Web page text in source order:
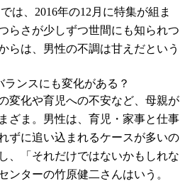
は、2016年の12月に特集が組ま
らさが少しずつ世間にも知られつ
らは、男性の不調は甘えだという
ンスにも変化がある？
変化や育児への不安など、母親が
ざま。男性は、育児・家事と仕事
ずに追い込まれるケースが多いの
、「それだけではないかもしれな
ンターの竹原健二さんはいう。